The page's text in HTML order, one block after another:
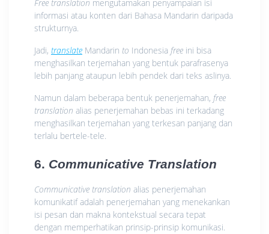
Free translation mengutamakan penyampaian isi
informasi atau konten dari Bahasa Mandarin daripada
strukturnya.
Jadi, translate Mandarin to Indonesia free ini bisa
menghasilkan terjemahan yang bentuk parafrasenya
lebih panjang ataupun lebih pendek dari teks aslinya.
Namun dalam beberapa bentuk penerjemahan, free
translation alias penerjemahan bebas ini terkadang
menghasilkan terjemahan yang terkesan panjang dan
terlalu bertele-tele.
6. Communicative Translation
Communicative translation alias penerjemahan
komunikatif adalah penerjemahan yang menekankan
isi pesan dan makna kontekstual secara tepat
dengan memperhatikan prinsip-prinsip komunikasi.